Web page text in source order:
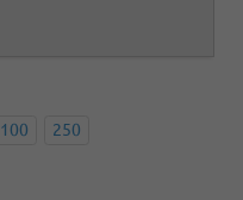
100 250